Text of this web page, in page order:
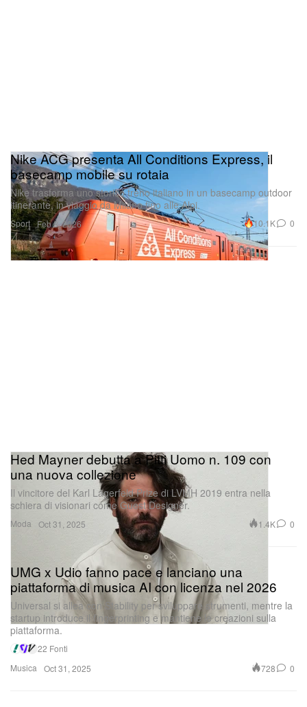
Sport
Nike ACG presenta All Conditions Express, il
basecamp mobile su rotaia
Nike trasforma uno storico treno italiano in un basecamp outdoor
itinerante, in viaggio da Milano fino alle Alpi.
Feb 8, 2026 10.1K 0
Moda
Hed Mayner debutta a Pitti Uomo n. 109 con
una nuova collezione
Il vincitore del Karl Lagerfeld Prize di LVMH 2019 entra nella
schiera di visionari come Guest Designer.
Oct 31, 2025 1.4K 0
Musica
UMG x Udio fanno pace e lanciano una
piattaforma di musica AI con licenza nel 2026
Universal si allea con Stability per sviluppare strumenti, mentre la
startup introduce il fingerprinting e mantiene le creazioni sulla
piattaforma.
22 Fonti
Oct 31, 2025
728 0